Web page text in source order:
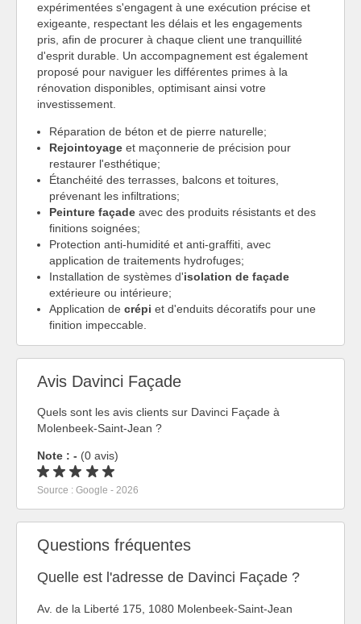
expérimentées s'engagent à une exécution précise et
exigeante, respectant les délais et les engagements
pris, afin de procurer à chaque client une tranquillité
d'esprit durable. Un accompagnement est également
proposé pour naviguer les différentes primes à la
rénovation disponibles, optimisant ainsi votre
investissement.
Réparation de béton et de pierre naturelle;
Rejointoyage et maçonnerie de précision pour
restaurer l'esthétique;
Étanchéité des terrasses, balcons et toitures,
prévenant les infiltrations;
Peinture façade avec des produits résistants et des
finitions soignées;
Protection anti-humidité et anti-graffiti, avec
application de traitements hydrofuges;
Installation de systèmes d'isolation de façade
extérieure ou intérieure;
Application de crépi et d'enduits décoratifs pour une
finition impeccable.
Avis Davinci Façade
Quels sont les avis clients sur Davinci Façade à
Molenbeek-Saint-Jean ?
Note : - (0 avis)
Source : Google - 2026
Questions fréquentes
Quelle est l'adresse de Davinci Façade ?
Av. de la Liberté 175, 1080 Molenbeek-Saint-Jean